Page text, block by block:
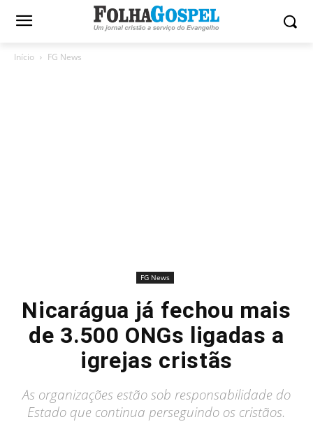
Início FG News
FG News
Nicarágua já fechou mais
de 3.500 ONGs ligadas a
igrejas cristãs
As organizações estão sob responsabilidade do
Estado que continua perseguindo os cristãos.